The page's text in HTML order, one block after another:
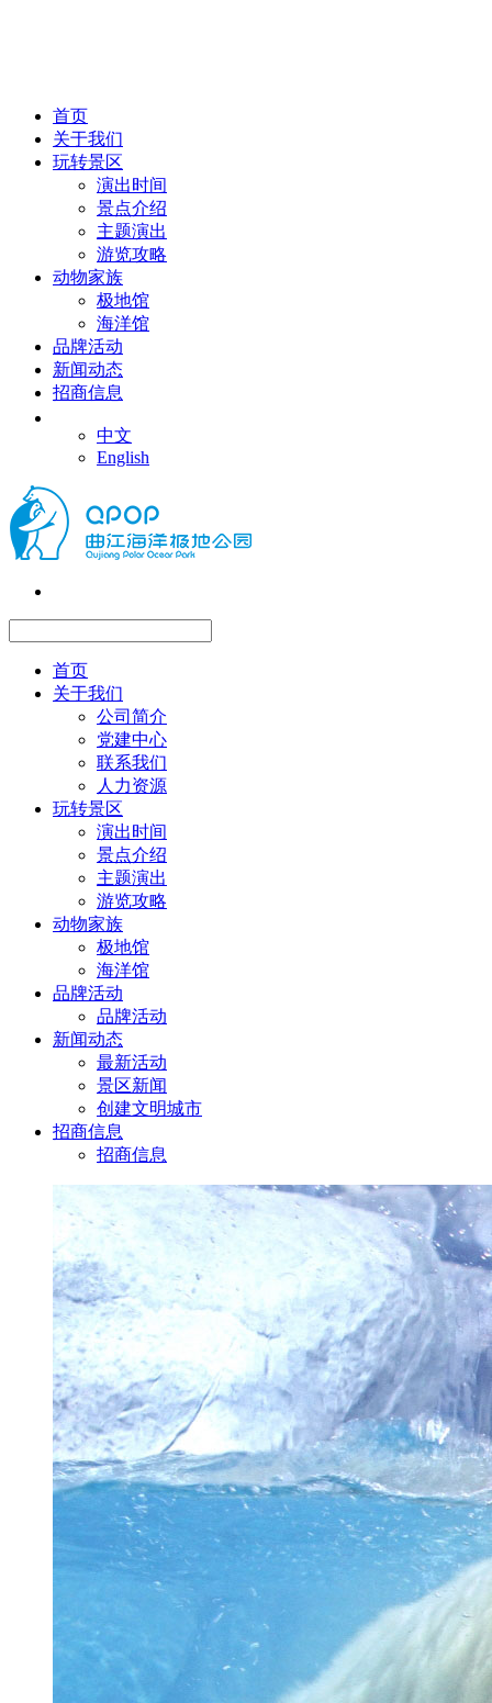
首页
关于我们
玩转景区
演出时间
景点介绍
主题演出
游览攻略
动物家族
极地馆
海洋馆
品牌活动
新闻动态
招商信息
中文
English
首页
关于我们
公司简介
党建中心
联系我们
人力资源
玩转景区
演出时间
景点介绍
主题演出
游览攻略
动物家族
极地馆
海洋馆
品牌活动
品牌活动
新闻动态
最新活动
景区新闻
创建文明城市
招商信息
招商信息